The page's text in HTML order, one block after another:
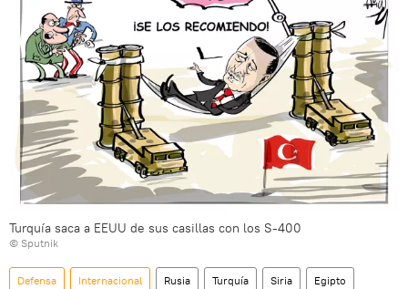
Turquía saca a EEUU de sus casillas con los S-400
© Sputnik
Defensa Internacional Rusia Turquía Siria Egipto